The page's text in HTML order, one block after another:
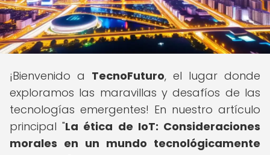
¡Bienvenido a TecnoFuturo, el lugar donde
exploramos las maravillas y desafíos de las
tecnologías emergentes! En nuestro artículo
principal "La ética de IoT: Consideraciones
morales en un mundo tecnológicamente